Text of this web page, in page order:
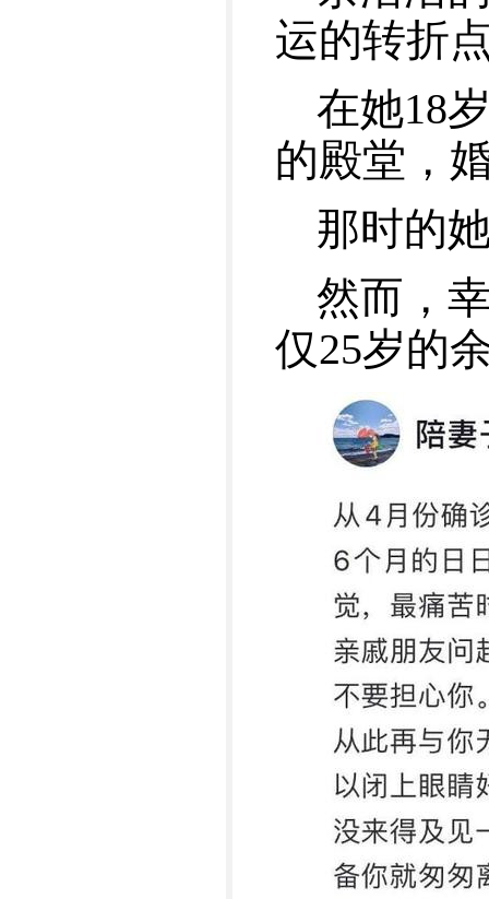
运的转折
在她18
的殿堂，
那时的
然而，
仅25岁的